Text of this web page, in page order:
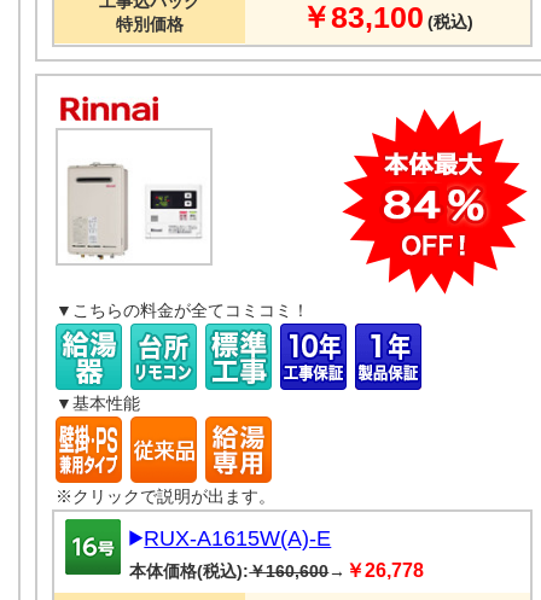
特別価格
￥83,100 (税込)
▼こちらの料金が全てコミコミ！
▼基本性能
※クリックで説明が出ます。
RUX-A1615W(A)-E
本体価格(税込):￥160,600→ ￥26,778